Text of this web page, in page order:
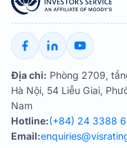
Địa chỉ: Phòng 2709,
Hà Nội, 54 Liễu Giai,
Nam
Hotline:(+84) 24 3388
Email: